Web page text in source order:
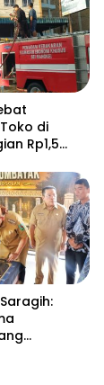
di
Rp1,5